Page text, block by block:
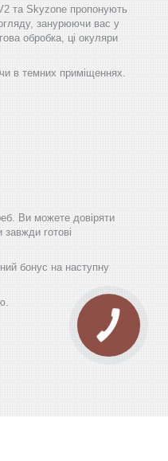
та Skyzone пропонують
занурюючи вас у
обробка, ці окуляри
в темних приміщеннях.
Ви можете довіряти
готові
бонус на наступну